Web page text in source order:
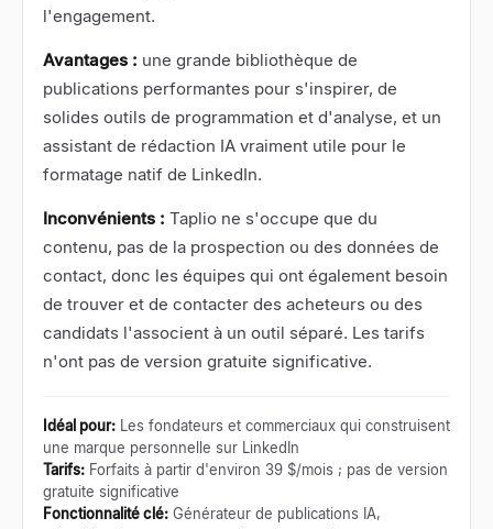
l'engagement.
Avantages : une grande bibliothèque de
publications performantes pour s'inspirer, de
solides outils de programmation et d'analyse, et un
assistant de rédaction IA vraiment utile pour le
formatage natif de LinkedIn.
Inconvénients : Taplio ne s'occupe que du
contenu, pas de la prospection ou des données de
contact, donc les équipes qui ont également besoin
de trouver et de contacter des acheteurs ou des
candidats l'associent à un outil séparé. Les tarifs
n'ont pas de version gratuite significative.
Idéal pour: Les fondateurs et commerciaux qui construisent
une marque personnelle sur LinkedIn
Tarifs: Forfaits à partir d'environ 39 $/mois ; pas de version
gratuite significative
Fonctionnalité clé: Générateur de publications IA,